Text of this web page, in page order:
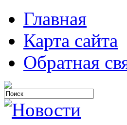
Главная
Карта сайта
Обратная